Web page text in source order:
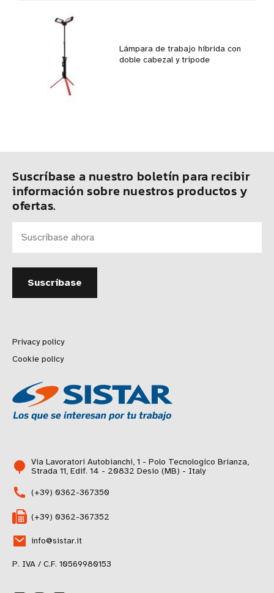
Lámpara de trabajo híbrida con
doble cabezal y trípode
Suscríbase a nuestro boletín para recibir
información sobre nuestros productos y
ofertas.
Privacy policy
Cookie policy
Via Lavoratori Autobianchi, 1 - Polo Tecnologico Brianza,
Strada 11, Edif. 14 - 20832 Desio (MB) - Italy
(+39) 0362-367350
(+39) 0362-367352
info@sistar.it
P. IVA / C.F. 10569980153